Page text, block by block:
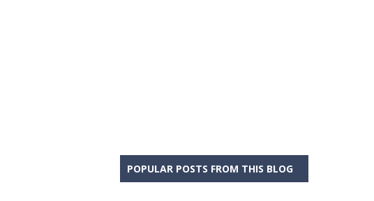
POPULAR POSTS FROM THIS BLOG